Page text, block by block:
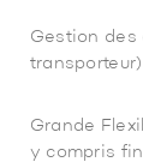
Gestion des
transporteur)
Grande
y compris